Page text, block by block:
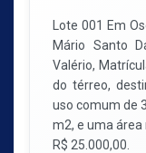
Lote 001 Em
Mário Santo
Valério,
do térreo,
uso comum de
m2, e uma
R$ 25.000,00.